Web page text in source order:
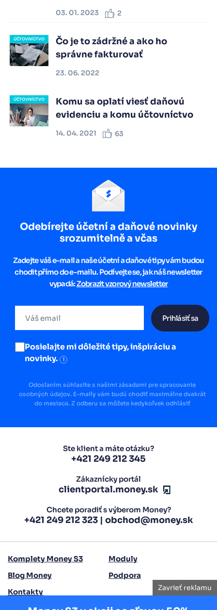
03. 01. 2023 2
ÚČTOVNÍCTVO
Čo je to zádržné a ako ho
správne fakturovať
23. 06. 2022
ÚČTOVNÍCTVO
Komu sa oplatí viesť daňovú
evidenciu a komu účtovníctvo
14. 04. 2021 63
Zavrieť reklamu
Odebírejte účetní a daňové novinky
srozumitelně a včas
Zadejte váš e-mail a naše účetní a daňové tipy vám budou
chodit přímo do e-mailu. Podívejte se, jak náš newsletter
vypadá:Zobrazit vzorový newsletter
Prihlásiť sa
Posielajte mi dôležité tipy, inšpiráciu a
novinky.
i
Odoslaním súhlasíte s našimi zásadami pre spracovanie
osobných údajov. E-maily vám budú chodiť maximálne dvakrát
do mesiaca. Z odberu sa môžete kedykoľvek odhlásiť
Ste klient a máte otázku?
+421 249 212 345
Zákaznícky portál
clientportal.money.sk
Chcete poradiť s výberom Money?
+421 249 212 323| obchod@money.sk
Komplety Money S3
Moduly
Blog Money
Podpora
Kontakty